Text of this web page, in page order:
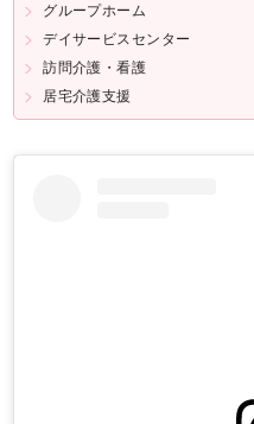
グループホーム
デイサービスセンター
訪問介護・看護
居宅介護支援